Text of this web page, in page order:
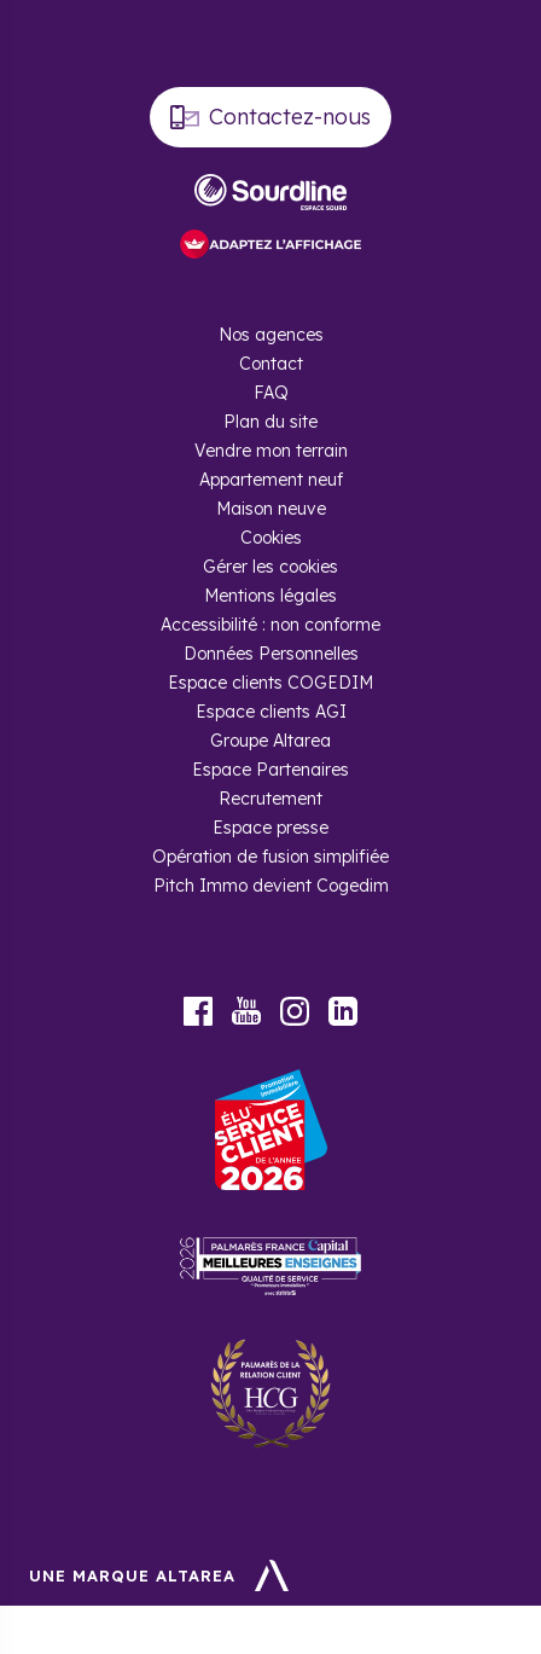
Contactez-nous
Nos agences
Contact
FAQ
Plan du site
Vendre mon terrain
Appartement neuf
Maison neuve
Cookies
Gérer les cookies
Mentions légales
Accessibilité : non conforme
Données Personnelles
Espace clients COGEDIM
Espace clients AGI
Groupe Altarea
Espace Partenaires
Recrutement
Espace presse
Opération de fusion simplifiée
Pitch Immo devient Cogedim
FacebookYoutubeInstagram
UNE MARQUE ALTAREA